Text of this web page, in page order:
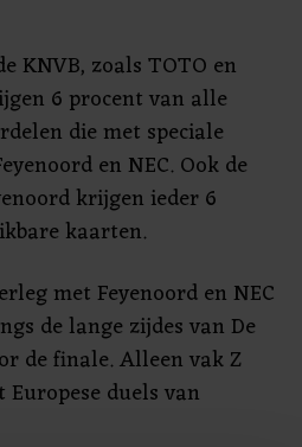
KNVB, zoals TOTO en
6 procent van alle
die met speciale
en NEC. Ook de
krijgen ieder 6
kaarten.
met Feyenoord en NEC
de lange zijdes van De
de finale. Alleen vak Z
duels van